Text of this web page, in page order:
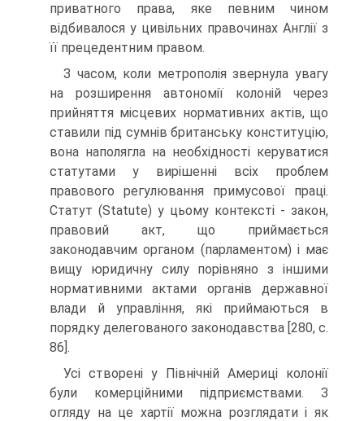
приватного права, яке певним чином
відбивалося у цивільних правочинах Англії з
її прецедентним правом.
З часом, коли метрополія звернула увагу
на розширення автономії колоній через
прийняття місцевих нормативних актів, що
ставили під сумнів британську конституцію,
вона наполягла на необхідності керуватися
статутами у вирішенні всіх проблем
правового регулювання примусової праці.
Статут (Statute) у цьому контексті - закон,
правовий акт, що приймається
законодавчим органом (парламентом) і має
вищу юридичну силу порівняно з іншими
нормативними актами органів державної
влади й управління, які приймаються в
порядку делегованого законодавства [280, с.
86].
Усі створені у Північній Америці колонії
були комерційними підприємствами. З
огляду на це хартії можна розглядати і як